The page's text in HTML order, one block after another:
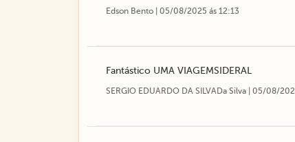
Edson Bento | 05/08/2025 ás 12:13
Fantástico UMA VIAGEMSIDERAL
SERGIO EDUARDO DA SILVADa Silva | 05/08/